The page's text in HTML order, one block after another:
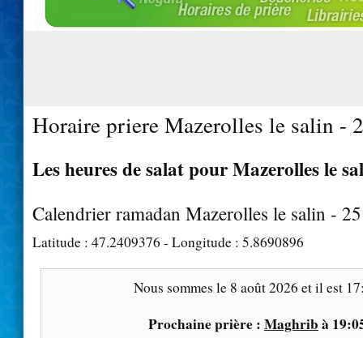
Horaire priere Mazerolles le salin -
Les heures de salat pour Mazerolles le
Calendrier ramadan Mazerolles le salin -
Latitude : 47.2409376 - Longitude : 5.8690896
Nous sommes le 8 août 2026 et il est
Prochaine prière : Maghrib à